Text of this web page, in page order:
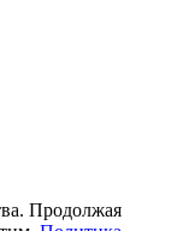
Продолжая